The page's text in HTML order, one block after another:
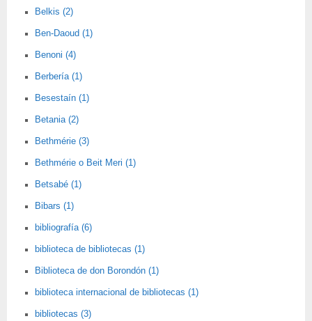
Belkis (2)
Ben-Daoud (1)
Benoni (4)
Berbería (1)
Besestaín (1)
Betania (2)
Bethmérie (3)
Bethmérie o Beit Meri (1)
Betsabé (1)
Bibars (1)
bibliografía (6)
biblioteca de bibliotecas (1)
Biblioteca de don Borondón (1)
biblioteca internacional de bibliotecas (1)
bibliotecas (3)